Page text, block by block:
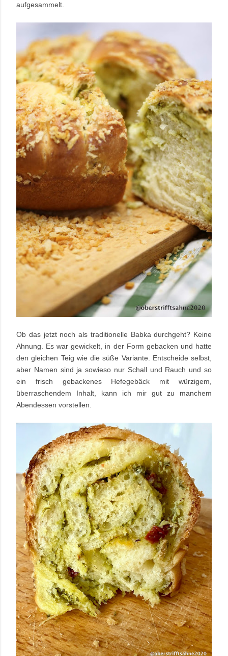
aufgesammelt.
Ob das jetzt noch als traditionelle Babka durchgeht? Keine
Ahnung. Es war gewickelt, in der Form gebacken und hatte
den gleichen Teig wie die süße Variante. Entscheide selbst,
aber Namen sind ja sowieso nur Schall und Rauch und so
ein frisch gebackenes Hefegebäck mit würzigem,
überraschendem Inhalt, kann ich mir gut zu manchem
Abendessen vorstellen.